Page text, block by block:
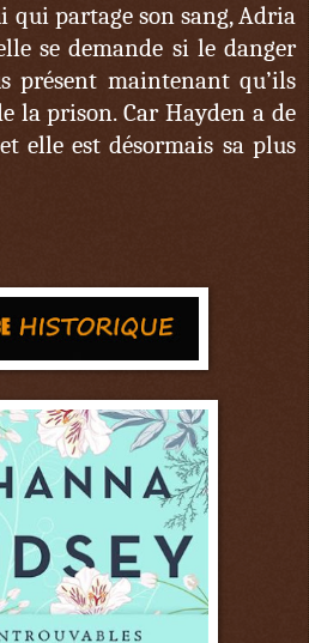
partage son sang, Adria
se demande si le danger
présent maintenant qu’ils
la prison. Car Hayden a de
elle est désormais sa plus